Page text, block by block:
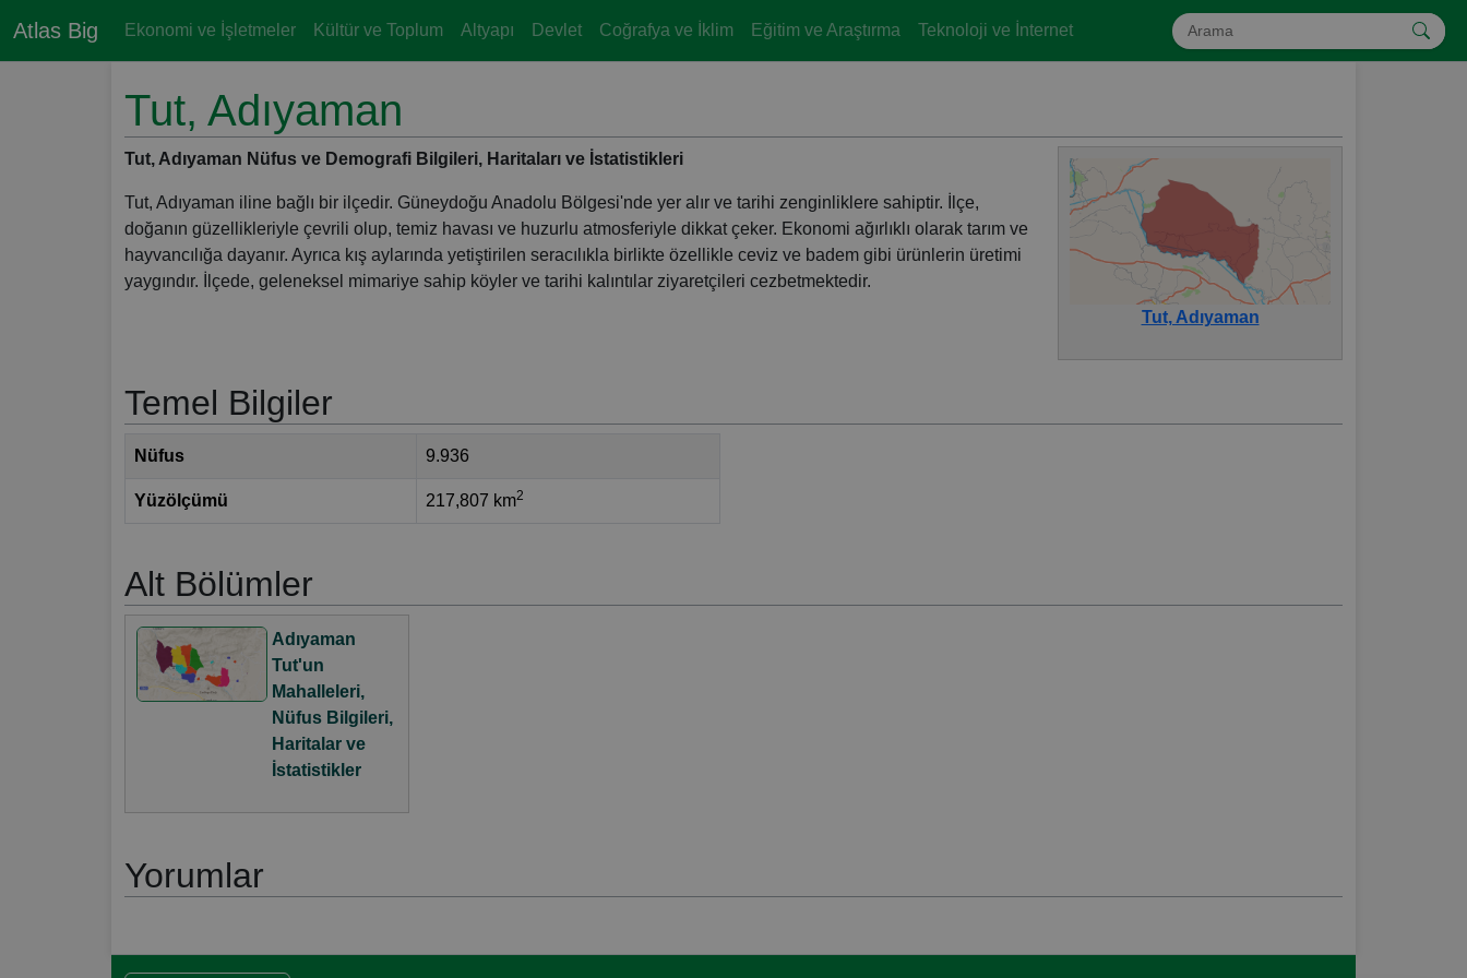
Atlas Big Ekonomi ve İşletmeler Kültür ve Toplum Altyapı Devlet Coğrafya ve İklim Eğitim ve Araştırma Teknoloji ve İnternet
Tut, Adıyaman
Tut, Adıyaman Nüfus ve Demografi Bilgileri, Haritaları ve İstatistikleri
Tut, Adıyaman iline bağlı bir ilçedir. Güneydoğu Anadolu Bölgesi'nde yer alır ve tarihi zenginliklere sahiptir. İlçe,
doğanın güzellikleriyle çevrili olup, temiz havası ve huzurlu atmosferiyle dikkat çeker. Ekonomi ağırlıklı olarak tarım ve
hayvancılığa dayanır. Ayrıca kış aylarında yetiştirilen seracılıkla birlikte özellikle ceviz ve badem gibi ürünlerin üretimi
yaygındır. İlçede, geleneksel mimariye sahip köyler ve tarihi kalıntılar ziyaretçileri cezbetmektedir.
Tut, Adıyaman
Temel Bilgiler
Nüfus 9.936
Yüzölçümü 217,807 km2
Alt Bölümler
Adıyaman
Tut'un
Mahalleleri,
Nüfus Bilgileri,
Haritalar ve
İstatistikler
Yorumlar